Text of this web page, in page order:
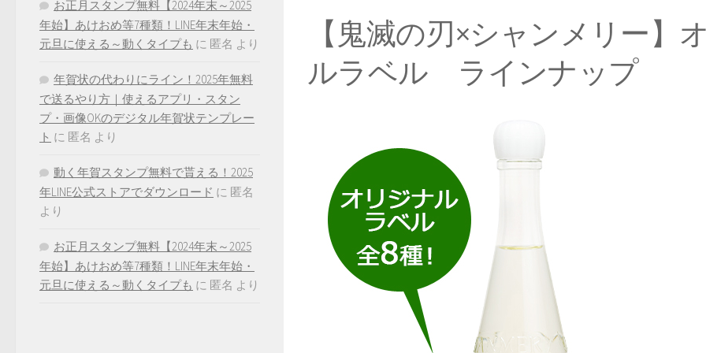
【鬼滅の刃×シャンメリー】
ルラベル ラインナップ
お正月スタンプ無料【2024年末～2025
年始】あけおめ等7種類！LINE年末年始・
元旦に使える～動くタイプも に 匿名 より
年賀状の代わりにライン！2025年無料
で送るやり方｜使えるアプリ・スタン
プ・画像OKのデジタル年賀状テンプレー
ト に 匿名 より
動く年賀スタンプ無料で貰える！2025
年LINE公式ストアでダウンロード に 匿名
より
お正月スタンプ無料【2024年末～2025
年始】あけおめ等7種類！LINE年末年始・
元旦に使える～動くタイプも に 匿名 より